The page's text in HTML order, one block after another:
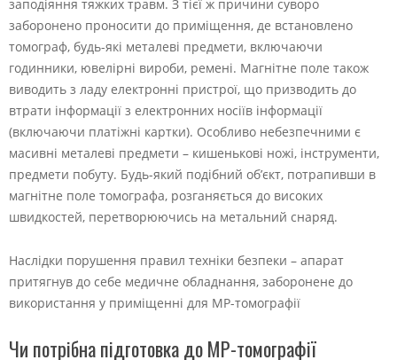
заподіяння тяжких травм. З тієї ж причини суворо
заборонено проносити до приміщення, де встановлено
томограф, будь-які металеві предмети, включаючи
годинники, ювелірні вироби, ремені. Магнітне поле також
виводить з ладу електронні пристрої, що призводить до
втрати інформації з електронних носіїв інформації
(включаючи платіжні картки). Особливо небезпечними є
масивні металеві предмети – кишенькові ножі, інструменти,
предмети побуту. Будь-який подібний об’єкт, потрапивши в
магнітне поле томографа, розганяється до високих
швидкостей, перетворюючись на метальний снаряд.
Наслідки порушення правил техніки безпеки – апарат
притягнув до себе медичне обладнання, заборонене до
використання у приміщенні для МР-томографії
Чи потрібна підготовка до МР-томографії